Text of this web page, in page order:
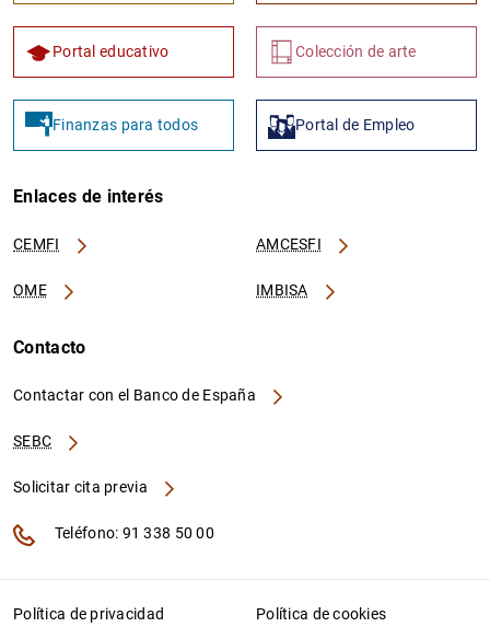
Portal educativo Colección de arte
Finanzas para todos Portal de Empleo
Enlaces de interés
CEMFI AMCESFI
OME IMBISA
Contacto
Contactar con el Banco de España
SEBC
Solicitar cita previa
Teléfono: 91 338 50 00
Política de privacidad Política de cookies